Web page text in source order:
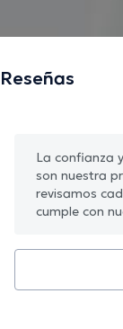
Reseñas
La confianza
son nuestra
revisamos
cumple con